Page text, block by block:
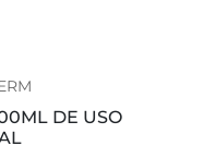
DE USO